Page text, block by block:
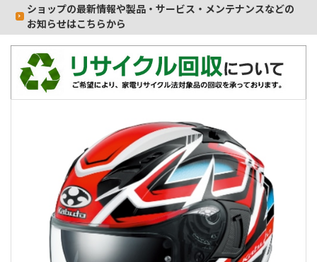
ショップの最新情報や製品・サービス・メンテナンスなどの
お知らせはこちらから